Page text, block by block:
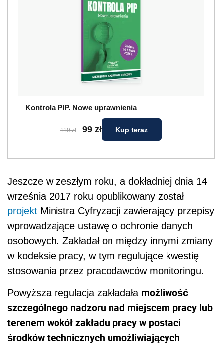
Kontrola PIP. Nowe uprawnienia
119 zł 99 zł Kup teraz
Jeszcze w zeszłym roku, a dokładniej dnia 14
września 2017 roku opublikowany został
projekt Ministra Cyfryzacji zawierający przepisy
wprowadzające ustawę o ochronie danych
osobowych. Zakładał on między innymi zmiany
w kodeksie pracy, w tym regulujące kwestię
stosowania przez pracodawców monitoringu.
Powyższa regulacja zakładała możliwość
szczególnego nadzoru nad miejscem pracy lub
terenem wokół zakładu pracy w postaci
środków technicznych umożliwiających